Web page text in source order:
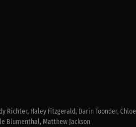
Richter, Haley Fitzgerald, Darin Toonder, Chloe
Blumenthal, Matthew Jackson